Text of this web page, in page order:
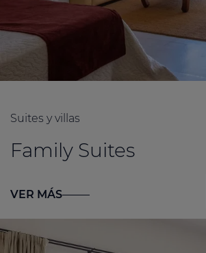
Suites y villas
Family Suites
VER MÁS